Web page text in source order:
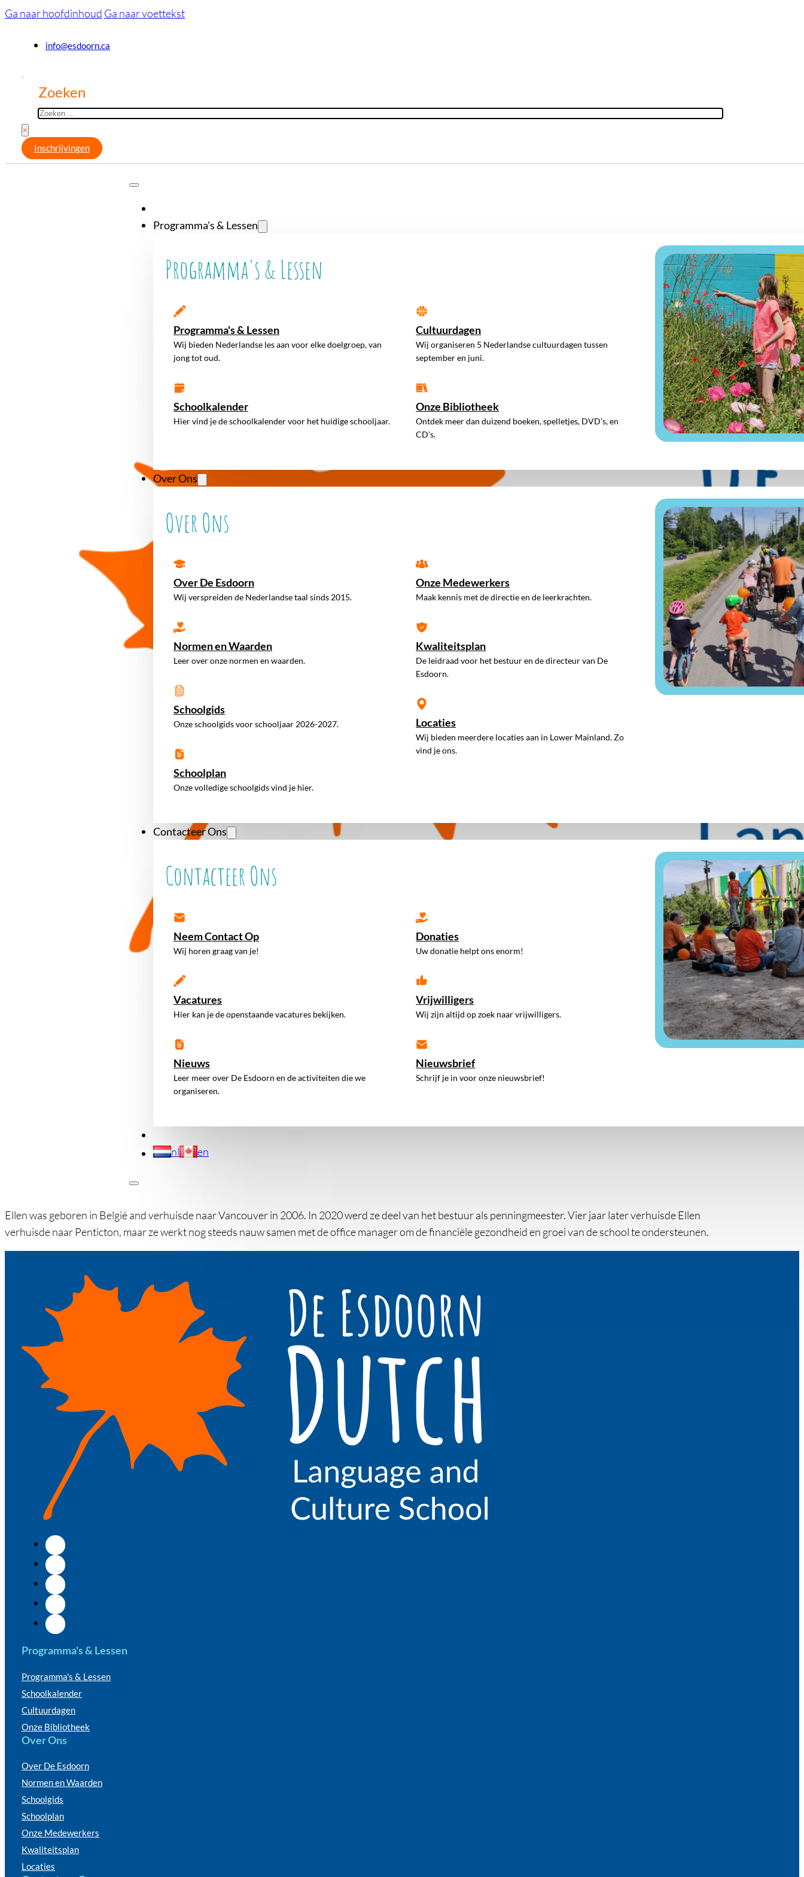
Ga naar hoofdinhoud Ga naar voettekst
info@esdoorn.ca
Zoeken
×
Inschrijvingen
Programma's & Lessen
Programma's & Lessen
Programma's & Lessen
Wij bieden Nederlandse les aan voor elke doelgroep, van
jong tot oud.
Schoolkalender
Hier vind je de schoolkalender voor het huidige schooljaar.
Cultuurdagen
Wij organiseren 5 Nederlandse cultuurdagen tussen
september en juni.
Onze Bibliotheek
Ontdek meer dan duizend boeken, spelletjes, DVD's, en
CD's.
Over Ons
Over Ons
Over De Esdoorn
Wij verspreiden de Nederlandse taal sinds 2015.
Normen en Waarden
Leer over onze normen en waarden.
Schoolgids
Onze schoolgids voor schooljaar 2026-2027.
Schoolplan
Onze volledige schoolgids vind je hier.
Onze Medewerkers
Maak kennis met de directie en de leerkrachten.
Kwaliteitsplan
De leidraad voor het bestuur en de directeur van De
Esdoorn.
Locaties
Wij bieden meerdere locaties aan in Lower Mainland. Zo
vind je ons.
Contacteer Ons
Contacteer Ons
Neem Contact Op
Wij horen graag van je!
Vacatures
Hier kan je de openstaande vacatures bekijken.
Nieuws
Leer meer over De Esdoorn en de activiteiten die we
organiseren.
Donaties
Uw donatie helpt ons enorm!
Vrijwilligers
Wij zijn altijd op zoek naar vrijwilligers.
Nieuwsbrief
Schrijf je in voor onze nieuwsbrief!
nl en
Ellen was geboren in België and verhuisde naar Vancouver in 2006. In 2020 werd ze deel van het bestuur als penningmeester. Vier jaar later verhuisde Ellen
verhuisde naar Penticton, maar ze werkt nog steeds nauw samen met de office manager om de financiële gezondheid en groei van de school te ondersteunen.
Programma's & Lessen
Programma's & Lessen
Schoolkalender
Cultuurdagen
Onze Bibliotheek
Over Ons
Over De Esdoorn
Normen en Waarden
Schoolgids
Schoolplan
Onze Medewerkers
Kwaliteitsplan
Locaties